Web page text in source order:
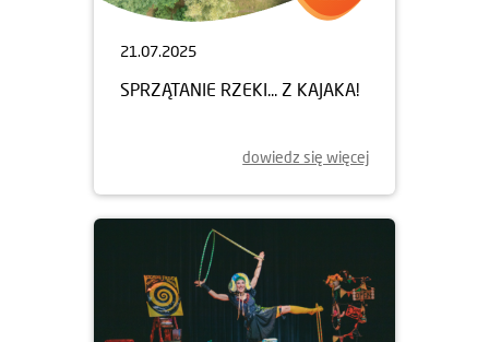
21.07.2025
SPRZĄTANIE RZEKI... Z KAJAKA!
dowiedz się więcej